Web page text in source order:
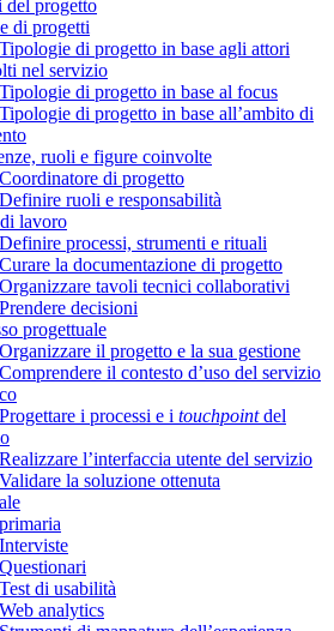
progetto
di progetti
di progetto in base agli attori
nel servizio
di progetto in base al focus
di progetto in base all’ambito di
ruoli e figure coinvolte
di progetto
ruoli e responsabilità
lavoro
processi, strumenti e rituali
la documentazione di progetto
tavoli tecnici collaborativi
decisioni
progettuale
il progetto e la sua gestione
il contesto d’uso del servizio
i processi e i touchpointdel
l’interfaccia utente del servizio
la soluzione ottenuta
di usabilità
analytics